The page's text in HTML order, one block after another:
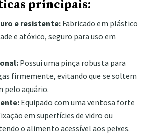
principais:
e resistente: Fabricado em plástico
e atóxico, seguro para uso em
Possui uma pinça robusta para
firmemente, evitando que se soltem
pelo aquário.
Equipado com uma ventosa forte
em superfícies de vidro ou
o alimento acessível aos peixes.